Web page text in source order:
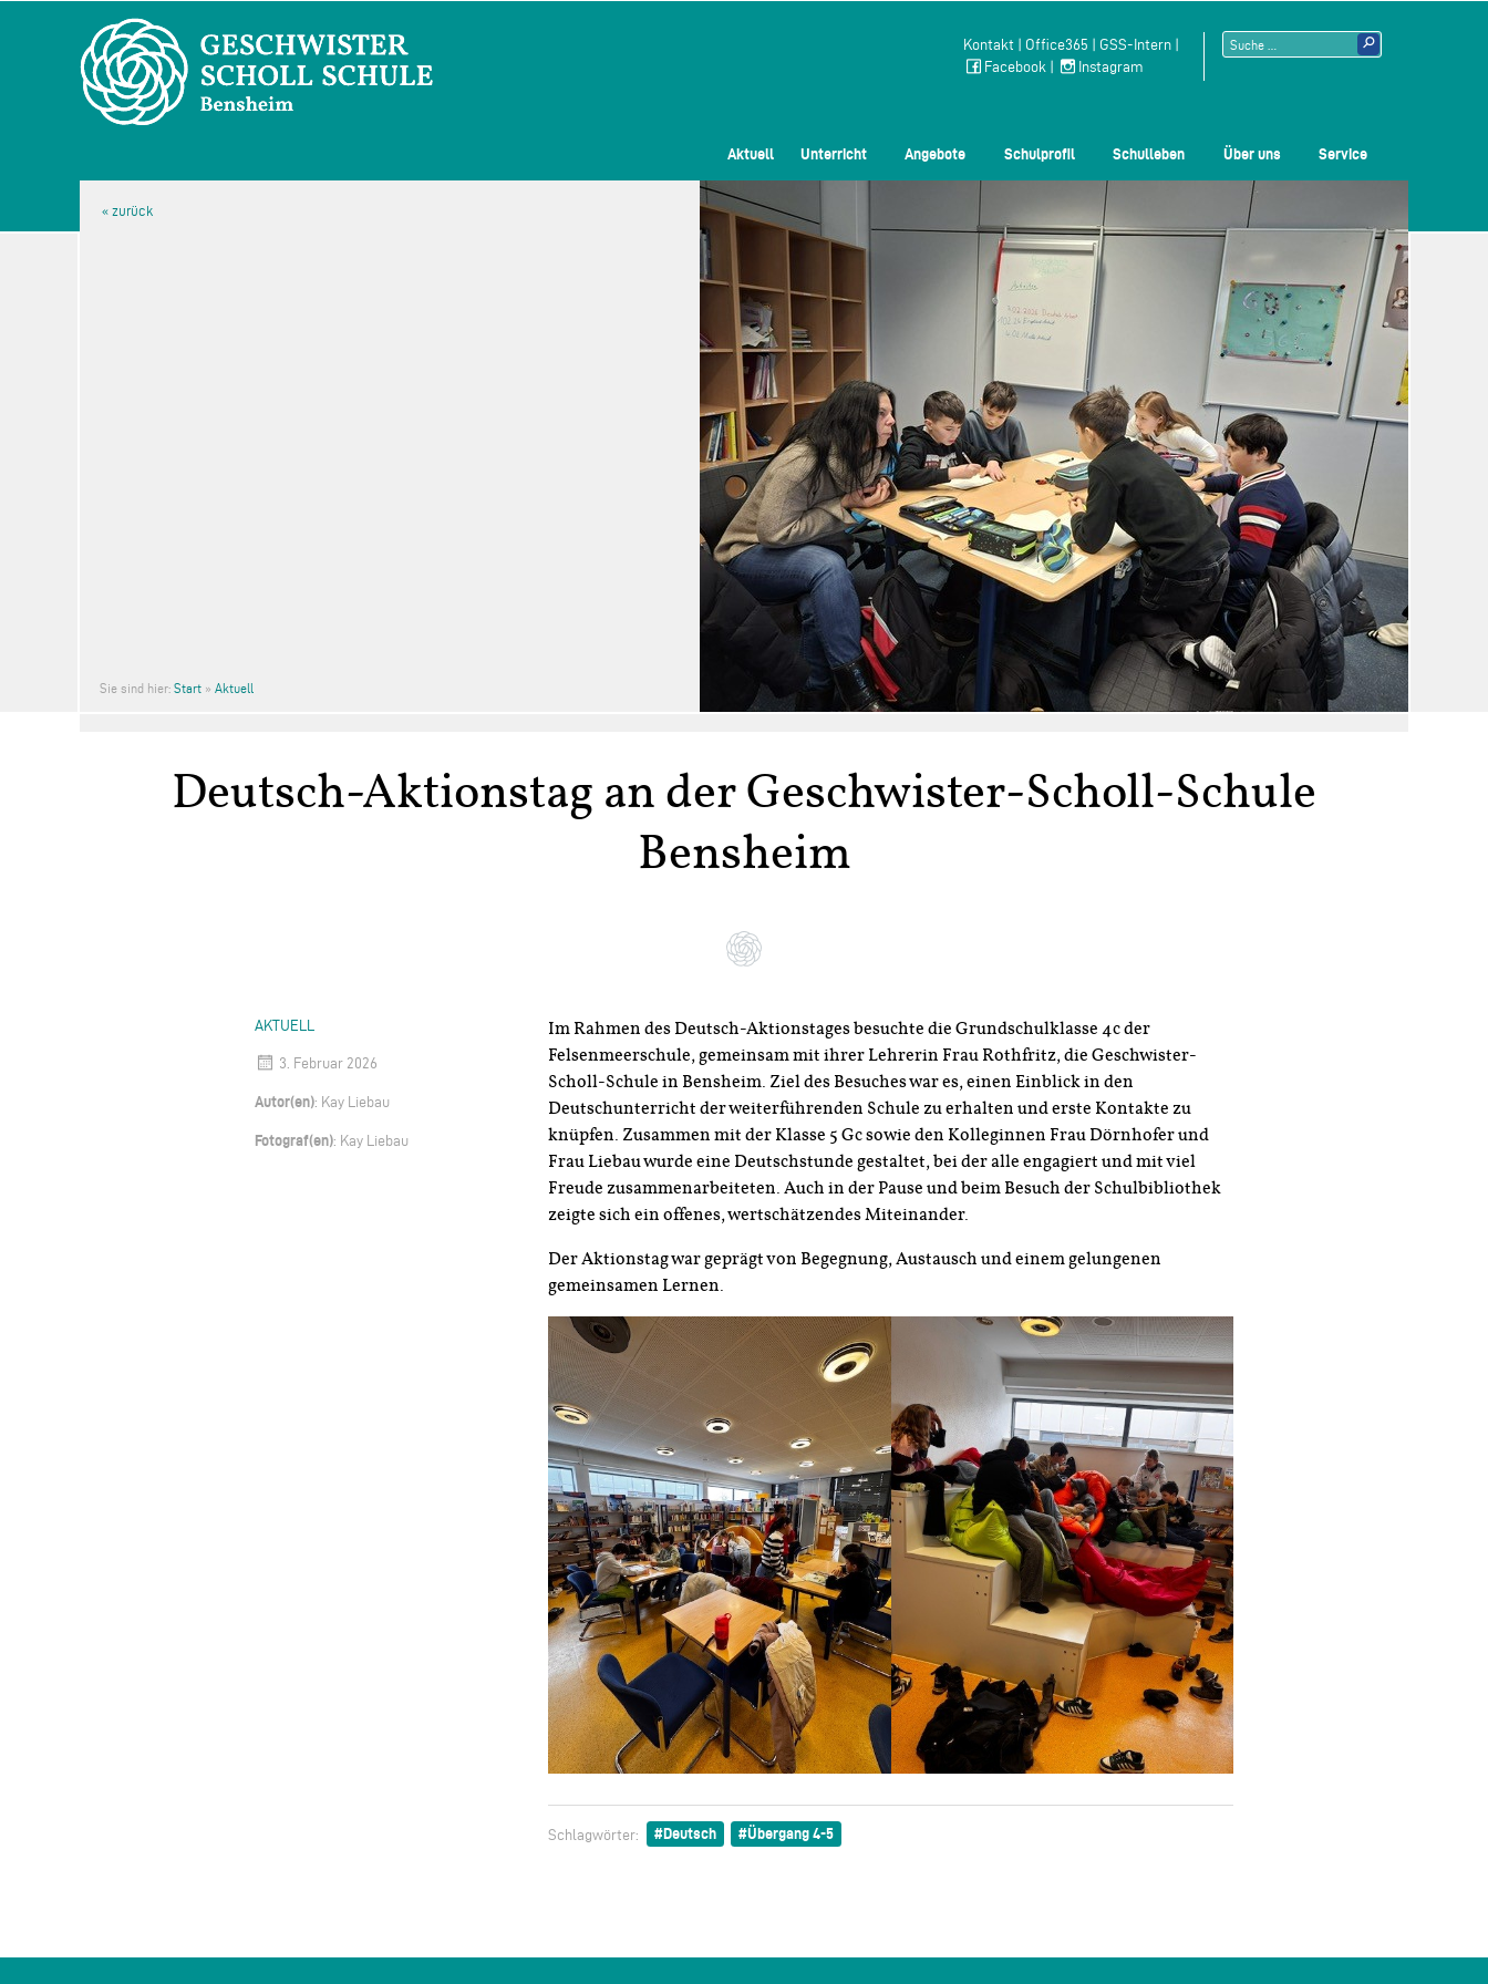
Kontakt| Office365 GSS-Intern|
Facebook| Instagram
Suchen
Aktuell Unterricht Angebote Schulprofil Schulleben Über uns Service
Sie sind hier: Start » Aktuell
Deutsch-Aktionstag an der Geschwister-Scholl-Schule
Bensheim
AKTUELL
3. Februar 2026
Autor(en): Kay Liebau
Fotograf(en): Kay Liebau
Im Rahmen des Deutsch-Aktionstages besuchte die Grundschulklasse 4c der
Felsenmeerschule, gemeinsam mit ihrer Lehrerin Frau Rothfritz, die Geschwister-
Scholl-Schule in Bensheim. Ziel des Besuches war es, einen Einblick in den
Deutschunterricht der weiterführenden Schule zu erhalten und erste Kontakte zu
knüpfen. Zusammen mit der Klasse 5 Gc sowie den Kolleginnen Frau Dörnhofer und
Frau Liebau wurde eine Deutschstunde gestaltet, bei der alle engagiert und mit viel
Freude zusammenarbeiteten. Auch in der Pause und beim Besuch der Schulbibliothek
zeigte sich ein offenes, wertschätzendes Miteinander.
Der Aktionstag war geprägt von Begegnung, Austausch und einem gelungenen
gemeinsamen Lernen.
Schlagwörter: Deutsch Übergang 4-5